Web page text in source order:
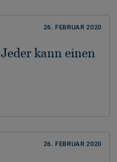
26. FEBRUAR 2020
kann einen
26. FEBRUAR 2020